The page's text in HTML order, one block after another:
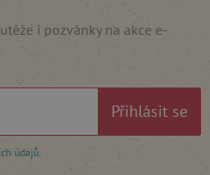
i pozvánky na akce e-
Přihlásit se
údajů.